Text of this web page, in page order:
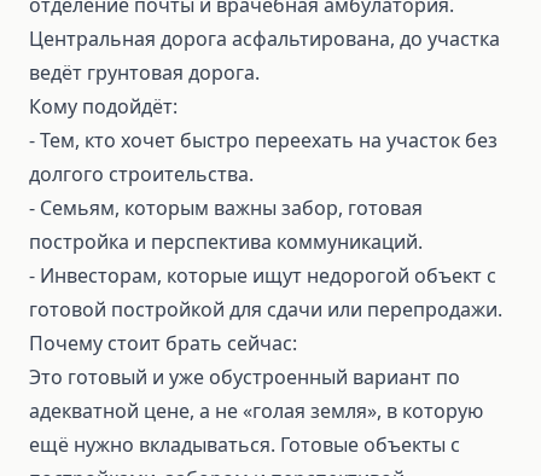
Центральная дорога асфальтирована, до участка
ведёт грунтовая дорога.
Кому подойдёт:
- Тем, кто хочет быстро переехать на участок без
долгого строительства.
- Семьям, которым важны забор, готовая
постройка и перспектива коммуникаций.
- Инвесторам, которые ищут недорогой объект с
готовой постройкой для сдачи или перепродажи.
Почему стоит брать сейчас:
Это готовый и уже обустроенный вариант по
адекватной цене, а не «голая земля», в которую
ещё нужно вкладываться. Готовые объекты с